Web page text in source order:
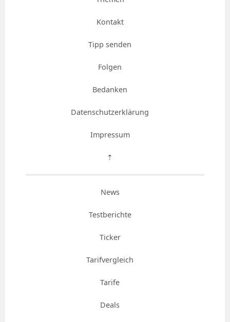
Kontakt
Tipp senden
Folgen
Bedanken
Datenschutzerklärung
Impressum
⇡
News
Testberichte
Ticker
Tarifvergleich
Tarife
Deals